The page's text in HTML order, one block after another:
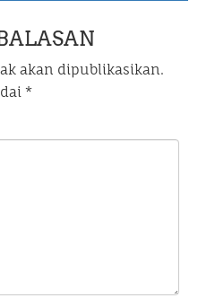
akan dipublikasikan.
*